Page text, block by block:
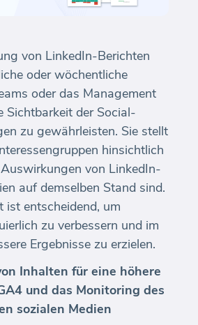
von LinkedIn-Berichten
oder wöchentliche
oder das Management
Sichtbarkeit der Social-
zu gewährleisten. Sie stellt
hinsichtlich
von LinkedIn-
auf demselben Stand sind.
ist entscheidend, um
zu verbessern und im
Ergebnisse zu erzielen.
Inhalten für eine höhere
und das Monitoring des
sozialen Medien